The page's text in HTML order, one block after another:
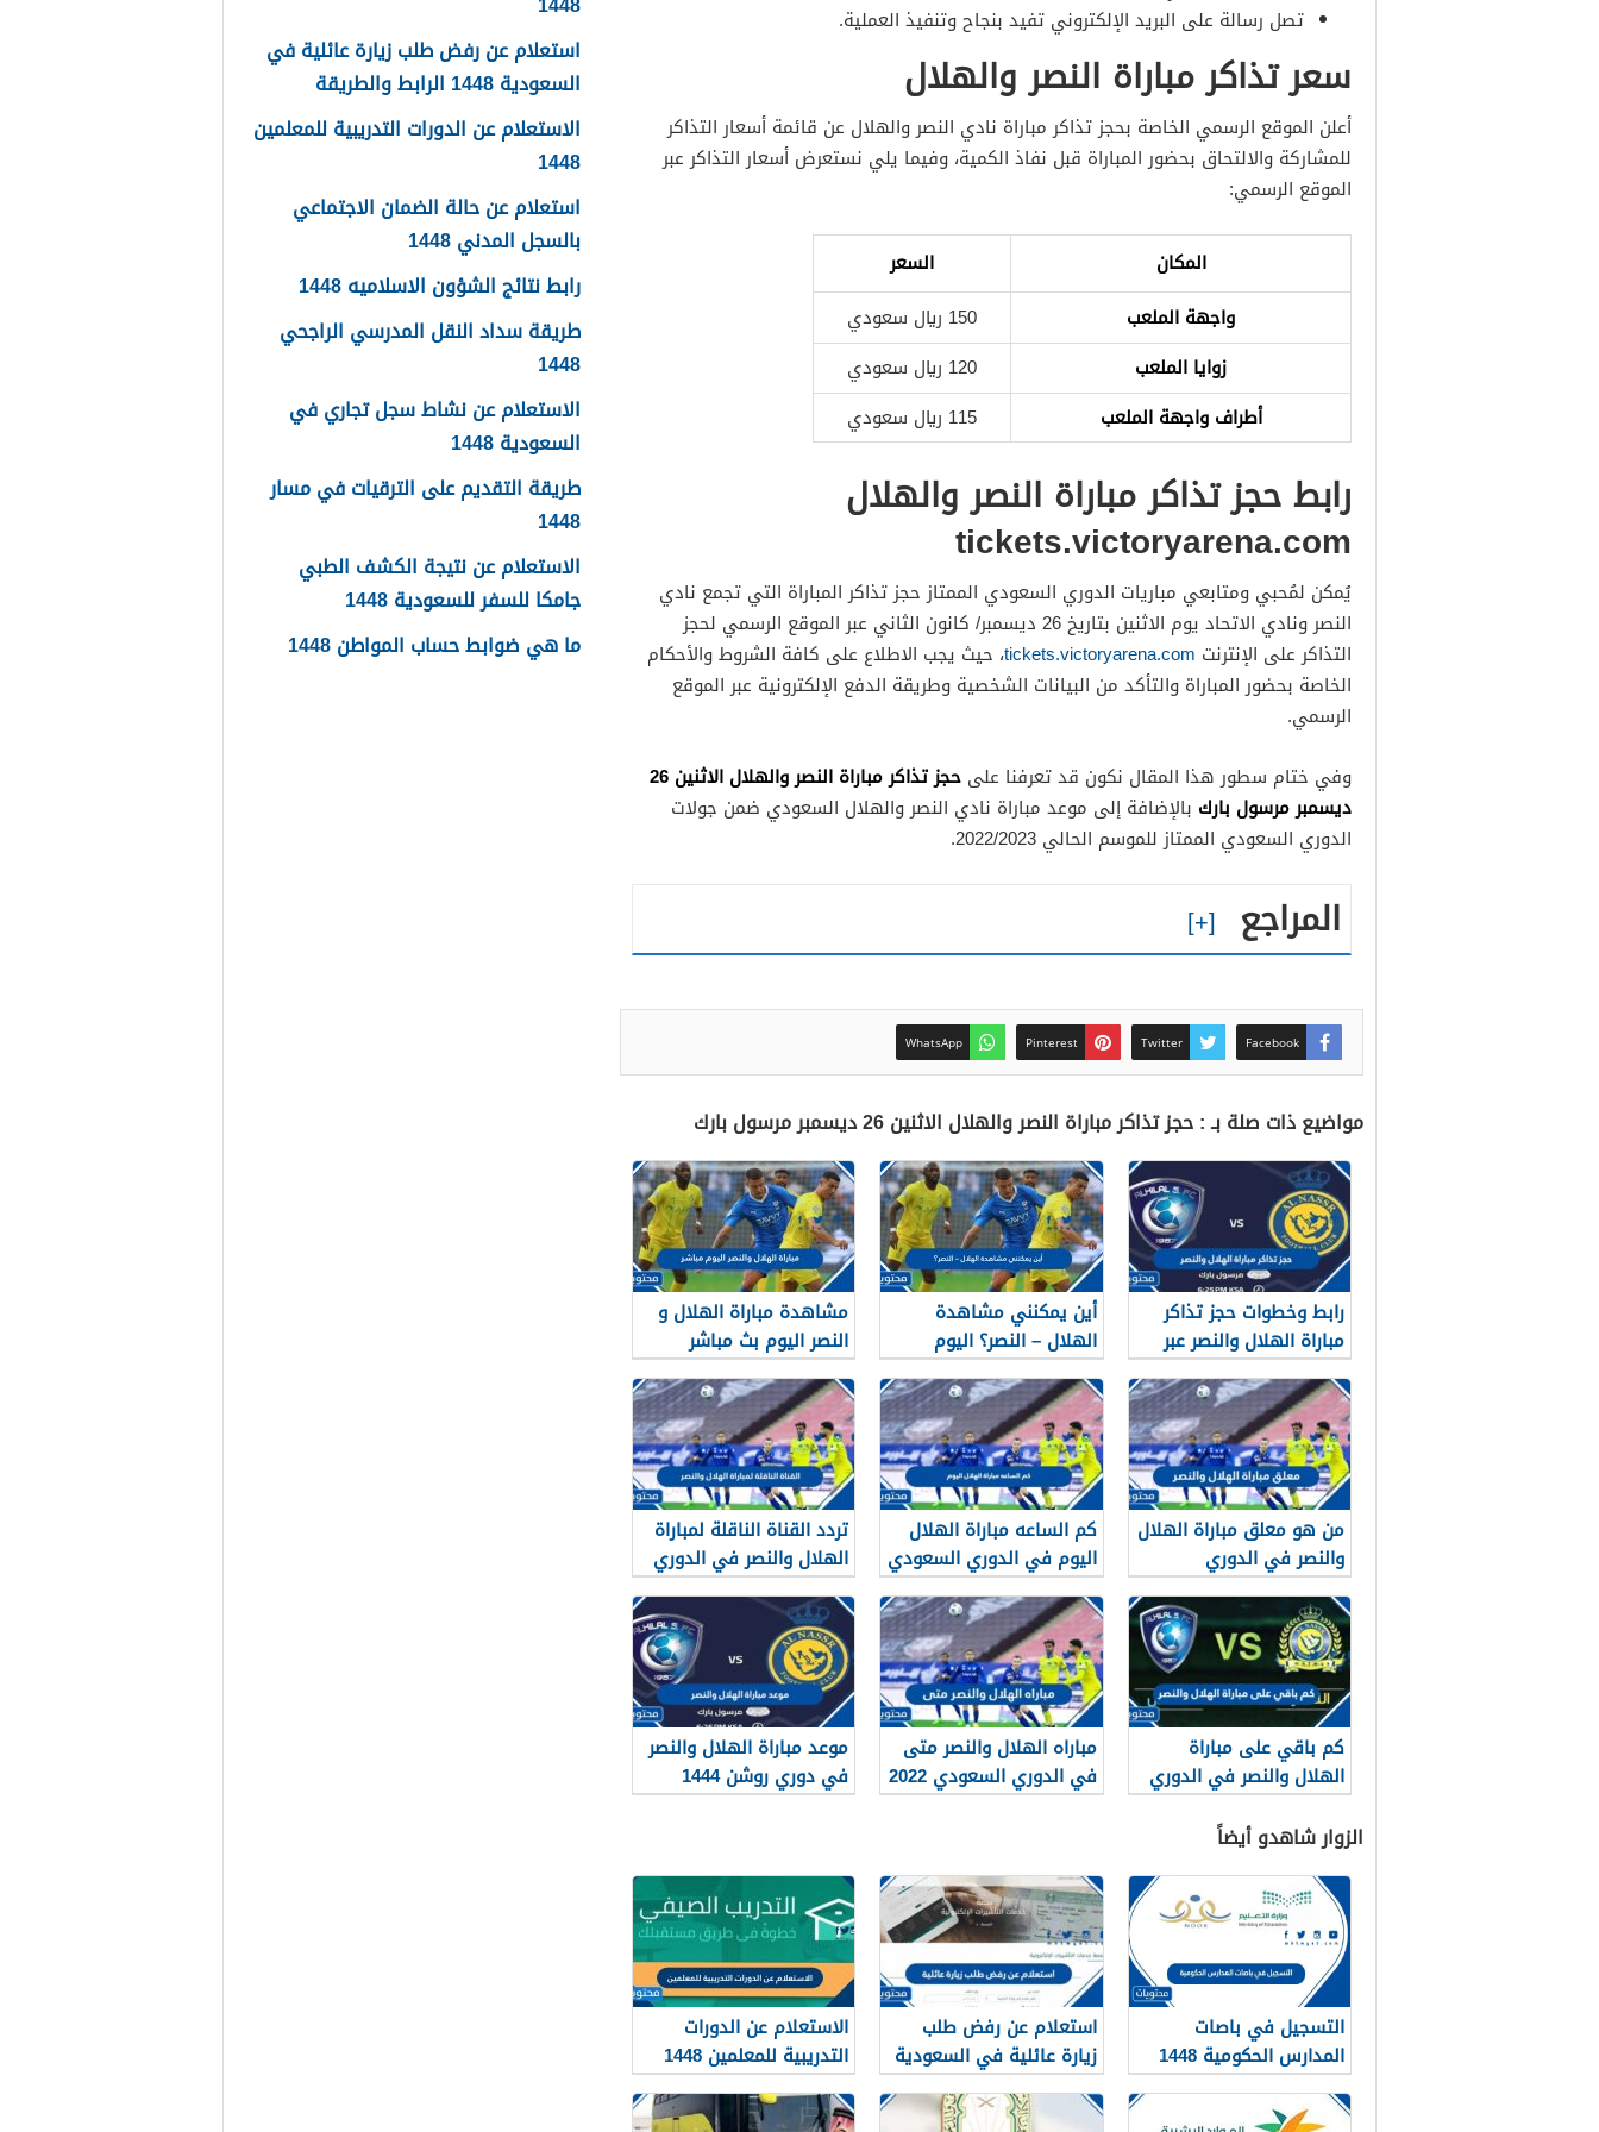
تصل رسالة على البريد الإلكتروني تفيد بنجاح وتنفيذ العملية.
سعر تذاكر مباراة النصر والهلال
أعلن الموقع الرسمي الخاصة بحجز تذاكر مباراة نادي النصر والهلال عن قائمة أسعار التذاكر
للمشاركة والالتحاق بحضور المباراة قبل نفاذ الكمية، وفيما يلي نستعرض أسعار التذاكر عبر
الموقع الرسمي:
المكان
السعر
واجهة الملعب
150 ريال سعودي
زوايا الملعب
120 ريال سعودي
أطراف واجهة الملعب
115 ريال سعودي
رابط حجز تذاكر مباراة النصر والهلال
tickets.victoryarena.com
يُمكن لمُحبي ومتابعي مباريات الدوري السعودي الممتاز حجز تذاكر المباراة التي تجمع نادي
النصر ونادي الاتحاد يوم الاثنين بتاريخ 26 ديسمبر/ كانون الثاني عبر الموقع الرسمي لحجز
التذاكر على الإنترنت tickets.victoryarena.com، حيث يجب الاطلاع على كافة الشروط والأحكام
الخاصة بحضور المباراة والتأكد من البيانات الشخصية وطريقة الدفع الإلكترونية عبر الموقع
الرسمي.
وفي ختام سطور هذا المقال نكون قد تعرفنا على
حجز تذاكر مباراة النصر والهلال الاثنين 26
ديسمبر مرسول بارك بالإضافة إلى موعد مباراة نادي النصر والهلال السعودي ضمن جولات
الدوري السعودي الممتاز للموسم الحالي 2022/2023.
المراجع
Facebook
Twitter
Pinterest
WhatsApp
مواضيع ذات صلة بـ : حجز تذاكر مباراة النصر والهلال الاثنين 26 ديسمبر مرسول بارك
رابط وخطوات حجز تذاكر
مباراة الهلال والنصر عبر
تكت مكس 2022
أين يمكنني مشاهدة
الهلال – النصر؟ اليوم
مشاهدة مباراة الهلال و
النصر اليوم بث مباشر
والقنوات الناقلة وتردداتها
من هو معلق مباراة الهلال
والنصر في الدوري
السعودي 2022
كم الساعه مباراة الهلال
اليوم في الدوري السعودي
2022
تردد القناة الناقلة لمباراة
الهلال والنصر في الدوري
السعودي 2022
كم باقي على مباراة
الهلال والنصر في الدوري
السعودي 2022 العد
التنازلي
مباراه الهلال والنصر متى
في الدوري السعودي 2022
موعد مباراة الهلال والنصر
في دوري روشن 1444
والقنوات الناقلة
الزوار شاهدو أيضاً
التسجيل في باصات
المدارس الحكومية 1448
استعلام عن رفض طلب
زيارة عائلية في السعودية
1448 الرابط والطريقة
الاستعلام عن الدورات
التدريبية للمعلمين 1448
استعلام عن رفض طلب زيارة عائلية في
السعودية 1448 الرابط والطريقة
الاستعلام عن الدورات التدريبية للمعلمين
1448
استعلام عن حالة الضمان الاجتماعي
بالسجل المدني 1448
رابط نتائج الشؤون الاسلاميه 1448
طريقة سداد النقل المدرسي الراجحي
1448
الاستعلام عن نشاط سجل تجاري في
السعودية 1448
طريقة التقديم على الترقيات في مسار
1448
الاستعلام عن نتيجة الكشف الطبي
جامكا للسفر للسعودية 1448
ما هي ضوابط حساب المواطن 1448